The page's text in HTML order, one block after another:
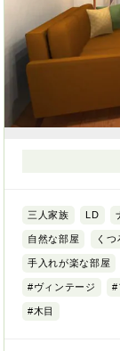
三人家族 LD
自然な部屋 くつ
手入れが楽な部屋
#ヴィンテージ #
#木目